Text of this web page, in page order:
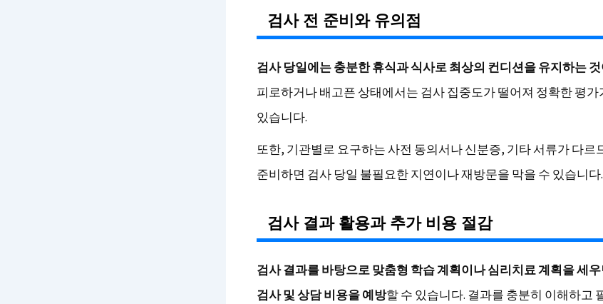
검사 전 준비와 유의점
검사 당일에는 충분한 휴식과 식사로 최상의 컨디션을 유지하는
피로하거나 배고픈 상태에서는 검사 집중도가 떨어져 정확한 평가
있습니다.
또한, 기관별로 요구하는 사전 동의서나 신분증, 기타 서류가 다르
준비하면 검사 당일 불필요한 지연이나 재방문을 막을 수 있습니다.
검사 결과 활용과 추가 비용 절감
검사 결과를 바탕으로 맞춤형 학습 계획이나 심리치료 계획을 세
검사 및 상담 비용을 예방할 수 있습니다. 결과를 충분히 이해하고